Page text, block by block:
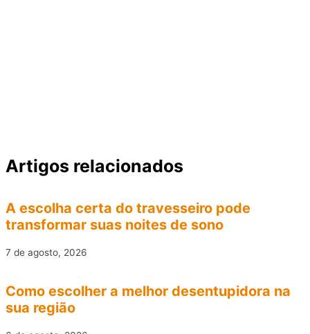
Artigos relacionados
A escolha certa do travesseiro pode
transformar suas noites de sono
7 de agosto, 2026
Como escolher a melhor desentupidora na
sua região